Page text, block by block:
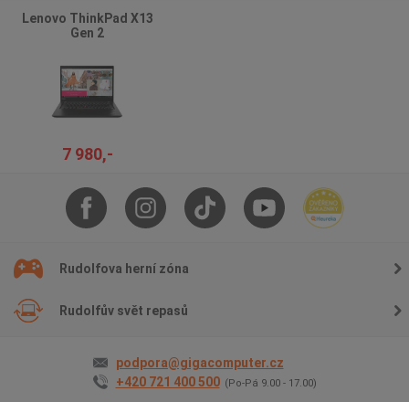
Lenovo ThinkPad X13
Gen 2
7 980,-
Rudolfova herní zóna
Rudolfův svět repasů
podpora@gigacomputer.cz
+420 721 400 500 (Po-Pá 9.00 - 17.00)